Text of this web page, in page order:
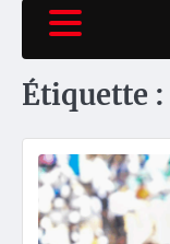
Étiquette :